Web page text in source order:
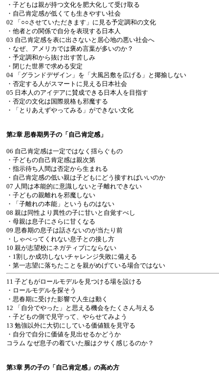
・子どもは親が持つ文化を肥大化して受け取る
・自己肯定感が低くても生きやすい社会
02 「○○させていただきます」に見る予定調和の文化
・他者との関係で自分を表現する日本人
03 自己肯定感を表に出さないと居心地の悪い社会へ
・なぜ、アメリカでは褒め言葉が多いのか？
・予定調和から抜け出す苦しみ
・閉じた世界で求める安定
04 「グランドデザイン」を「大風呂敷を広げる」と揶揄しない
・否定する人がスマートに見える日本社会
05 日本人のアイデアに賛成できる日本人を目指す
・否定の文化は国際規格も邪魔する
・「とりあえずやってみる」ができない文化
第2章 思春期男子の「自己肯定感」
06 自己肯定感は一定ではなく揺らぐもの
・子どもの自己肯定感は親次第
・指示待ち人間は否定から生まれる
・自己肯定感の低い親は子どもにどう接すればいいのか
07 人間は本能的に意識しないと子離れできない
・子どもの親離れを邪魔しない
・「子離れの本能」というものはない
08 親は同性より異性の子に甘いと自覚すべし
・母親は息子にさらに甘くなる
09 思春期の息子は話さないのが当たり前
・しゃべってくれない息子との接し方
10 親が志望校にネガティブにならない
・1割しか成功しないチャレンジ失敗に備える
・第一志望に落ちたことを親がめげている場合ではない
11 子どもがロールモデルを見つける場を設ける
・ロールモデルを探そう
・思春期に受けた影響で人生は動く
12 「自分でやった」と思える機会をたくさん与える
・子どもの側で見守って、やらせてみよう
13 勉強以外に大切にしている価値観を見守る
・自分で自分に価値を見出せるかどうか
コラム なぜ息子の着ていた服はクサく感じるのか？
第3章 男の子の「自己肯定感」の高め方